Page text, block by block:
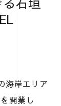
海岸エリア
開業し